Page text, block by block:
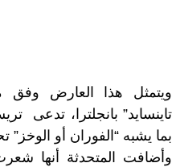
ويتمثل هذا العارض وفق
بما يشبه “الفوران أو الوخز”
وأضافت المتحدثة أنها